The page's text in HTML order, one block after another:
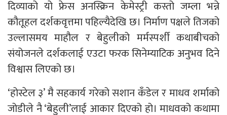
दिव्याको यो फ्रेस अनस्क्रिन केमेस्ट्री कस्तो जम्ला भन्ने
कौतूहल दर्शकवृत्तमा पहिल्यैदेखि छ। निर्माण पक्षले तिजको
उल्लासमय माहौल र बेहुलीको मर्मस्पर्शी कथाबीचको
संयोजनले दर्शकलाई एउटा फरक सिनेम्याटिक अनुभव दिने
विश्वास लिएको छ।
‘होस्टेल ३’ मै सहकार्य गरेको सशान कँडेल र माधव शर्माको
जोडीले नै ‘बेहुली’लाई आकार दिएको हो। माधवको कथामा